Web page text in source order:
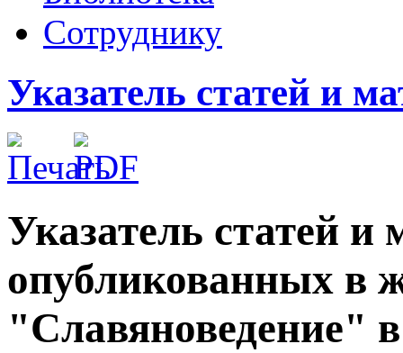
Сотруднику
Указатель статей и
Указатель статей и
опубликованных в
"Славяноведение" в